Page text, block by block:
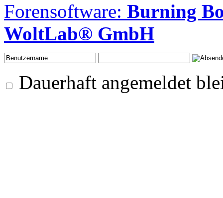
Forensoftware: Burning
WoltLab® GmbH
Dauerhaft angemeldet